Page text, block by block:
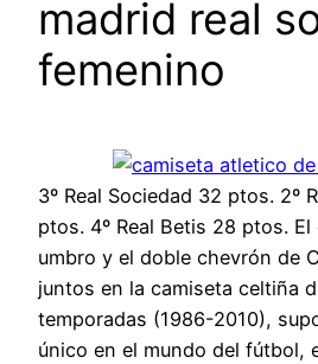
madrid real
femenino
3º Real Sociedad 32 ptos. 2º
ptos. 4º Real Betis 28 ptos.
umbro y el doble chevrón de
juntos en la camiseta celtiña
temporadas (1986-2010),
único en el mundo del fútbol,